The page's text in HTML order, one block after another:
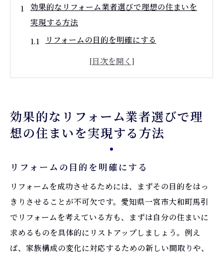
効果的なリフォーム業者選びで理想の住まいを
実現する方法
リフォームの目的を明確にする
見積もりとプランの比較検討
現地調査で信頼性を確保
契約前に確認すべきポイント
迅速な対応が期待できる
アフターサービスの充実
地元に根付いた信頼関係
コストパフォーマンスに優れる
地域行事やニーズへの配慮
効果的なリフォーム業者選びで理
想の住まいを実現する方法
リフォームの目的を明確にする
リフォームを成功させるためには、まずその目的をはっ
きりさせることが不可欠です。愛知県一宮市大和町馬引
でリフォームを考えている方も、まずは自分の住まいに
求めるものを具体的にリストアップしましょう。例え
ば、家族構成の変化に対応するための新しい間取りや、